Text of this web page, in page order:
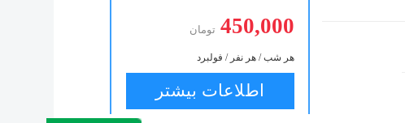
450,000 تومان
هر شب / هر نفر / فولبرد
اطلاعات بیشتر